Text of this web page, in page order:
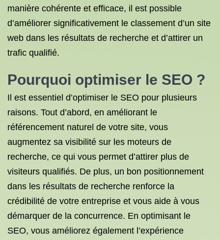
manière cohérente et efficace, il est possible
d’améliorer significativement le classement d’un site
web dans les résultats de recherche et d’attirer un
trafic qualifié.
Pourquoi optimiser le SEO ?
Il est essentiel d’optimiser le SEO pour plusieurs
raisons. Tout d’abord, en améliorant le
référencement naturel de votre site, vous
augmentez sa visibilité sur les moteurs de
recherche, ce qui vous permet d’attirer plus de
visiteurs qualifiés. De plus, un bon positionnement
dans les résultats de recherche renforce la
crédibilité de votre entreprise et vous aide à vous
démarquer de la concurrence. En optimisant le
SEO, vous améliorez également l’expérience